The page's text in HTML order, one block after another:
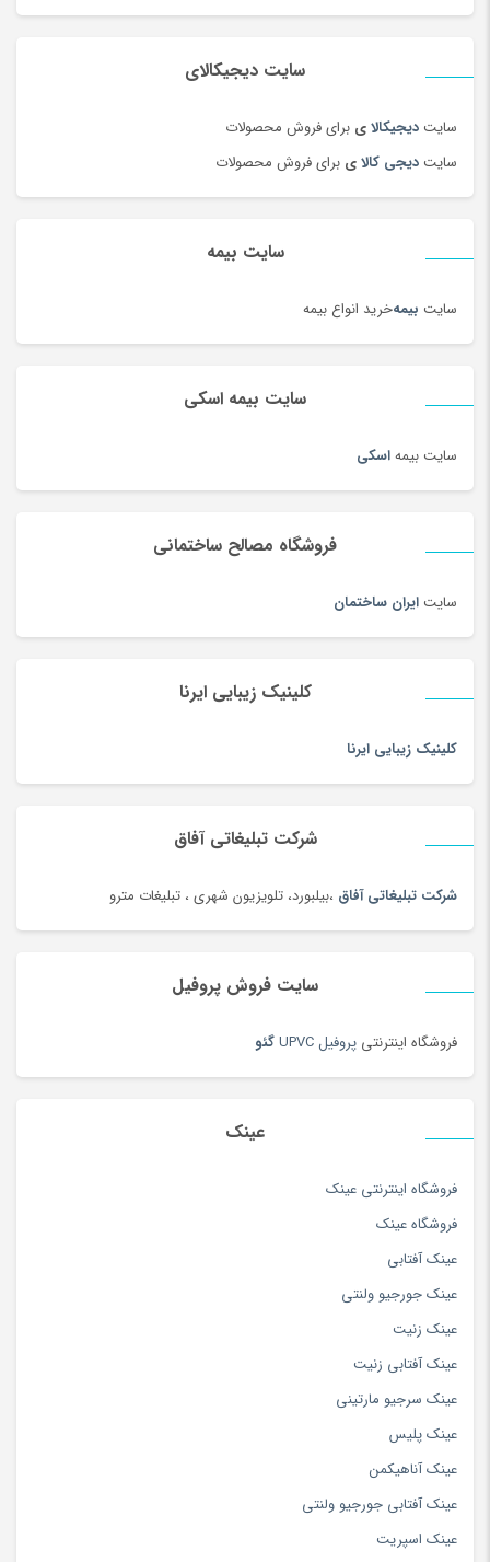
سایت دیجیکالای
سایت دیجیکالای برای فروش محصولات
سایت دیجی کالای برای فروش محصولات
سایت بیمه
سایت بیمهخرید انواع بیمه
سایت بیمه اسکی
سایت بیمهاسکی
فروشگاه مصالح ساختمانی
سایت ایران ساختمان
کلینیک زیبایی ایرنا
کلینیک زیبایی ایرنا
شرکت تبلیغاتی آفاق
شرکت تبلیغاتی آفاق ،بیلبورد، تلویزیون شهری ، تبلیغات مترو
سایت فروش پروفیل
فروشگاه اینترنتی پروفیل UPVC گئو
عینک
فروشگاه اینترنتی عینک
فروشگاه عینک
عینک آفتابی
عینک جورجیو ولنتی
عینک زنیت
عینک آفتابی زنیت
عینک سرجیو مارتینی
عینک پلیس
عینک آناهیکمن
عینک آفتابی جورجیو ولنتی
عینک اسپریت